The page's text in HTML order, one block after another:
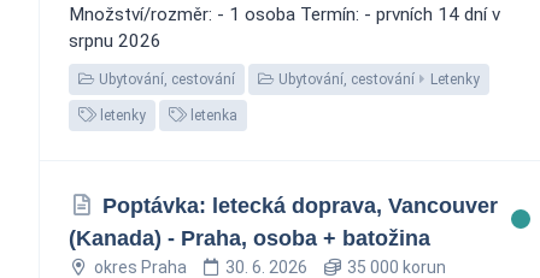
Množství/rozměr: - 1 osoba Termín: - prvních 14 dní v
srpnu 2026
Ubytování, cestování Ubytování, cestování Letenky
letenky letenka
Poptávka: letecká doprava, Vancouver
(Kanada) - Praha, osoba + batožina
okres Praha 30. 6. 2026 35 000 korun